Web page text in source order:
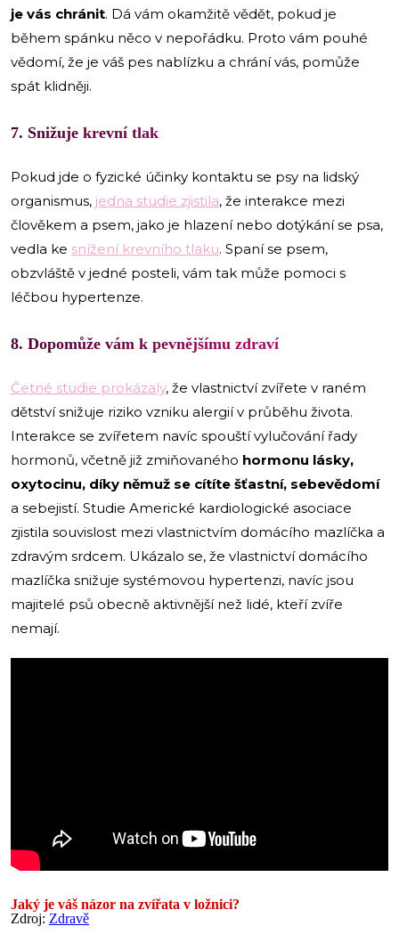
je vás chránit. Dá vám okamžitě vědět, pokud je
během spánku něco v nepořádku. Proto vám pouhé
vědomí, že je váš pes nablízku a chrání vás, pomůže
spát klidněji.
7. Snižuje krevní tlak
Pokud jde o fyzické účinky kontaktu se psy na lidský
organismus, jedna studie zjistila, že interakce mezi
člověkem a psem, jako je hlazení nebo dotýkání se psa,
vedla ke snížení krevního tlaku. Spaní se psem,
obzvláště v jedné posteli, vám tak může pomoci s
léčbou hypertenze.
8. Dopomůže vám k pevnějšímu zdraví
Četné studie prokázaly, že vlastnictví zvířete v raném
dětství snižuje riziko vzniku alergií v průběhu života.
Interakce se zvířetem navíc spouští vylučování řady
hormonů, včetně již zmiňovaného hormonu lásky,
oxytocinu, díky němuž se cítíte šťastní, sebevědomí
a sebejistí. Studie Americké kardiologické asociace
zjistila souvislost mezi vlastnictvím domácího mazlíčka a
zdravým srdcem. Ukázalo se, že vlastnictví domácího
mazlíčka snižuje systémovou hypertenzi, navíc jsou
majitelé psů obecně aktivnější než lidé, kteří zvíře
nemají.
Jaký je váš názor na zvířata v ložnici?
Zdroj: Zdravě